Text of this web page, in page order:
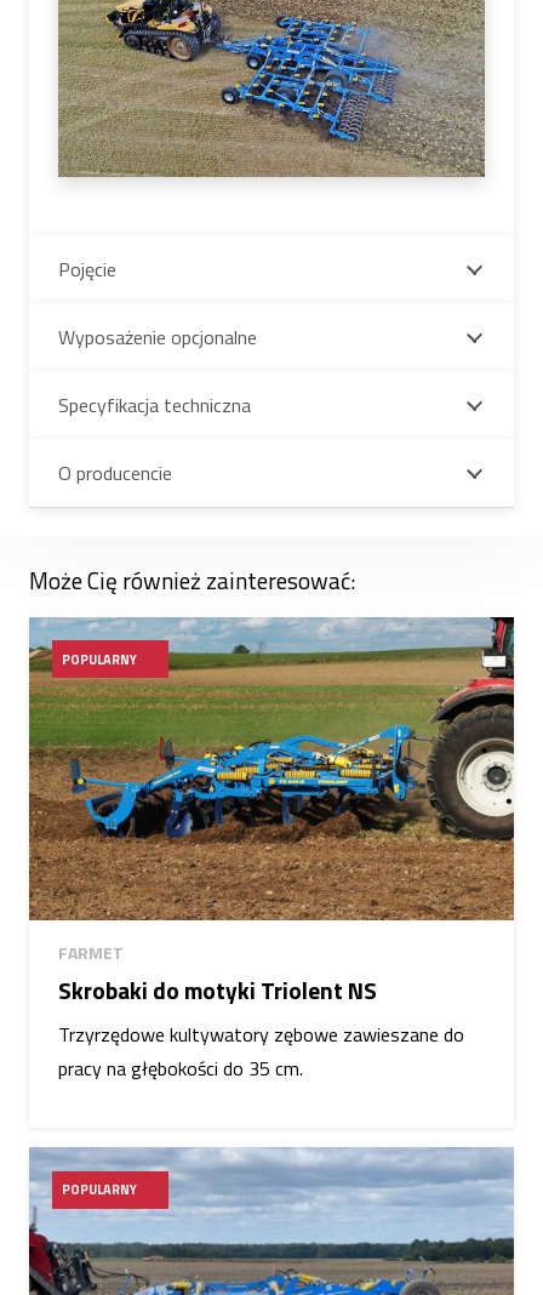
Pojęcie
Wyposażenie opcjonalne
Specyfikacja techniczna
O producencie
Może Cię również zainteresować:
POPULARNY
FARMET
Skrobaki do motyki Triolent NS
Trzyrzędowe kultywatory zębowe zawieszane do
pracy na głębokości do 35 cm.
POPULARNY